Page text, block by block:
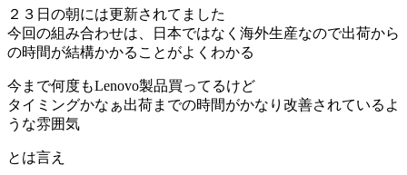
２３日の朝には更新されてました
今回の組み合わせは、日本ではなく海外生産なので出荷から
の時間が結構かかることがよくわかる
今まで何度もLenovo製品買ってるけど
タイミングかなぁ出荷までの時間がかなり改善されているよ
うな雰囲気
とは言え